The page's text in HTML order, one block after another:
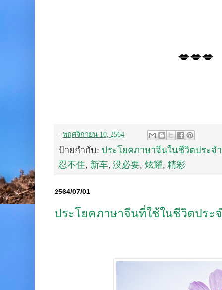
💋💋💋
- พฤศจิกายน 10, 2564
ป้ายกำกับ: ประโยคภาษาจีนในชีวิตประจ
忍不住, 新车, 没必要, 炫耀, 精彩
2564/07/01
ประโยคภาษาจีนที่ใช้ในชีวิตประ